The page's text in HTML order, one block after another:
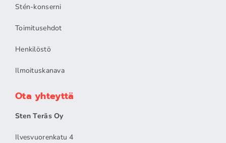
Stén-konserni
Toimitusehdot
Henkilöstö
Ilmoituskanava
Ota yhteyttä
Sten Teräs Oy
Ilvesvuorenkatu 4